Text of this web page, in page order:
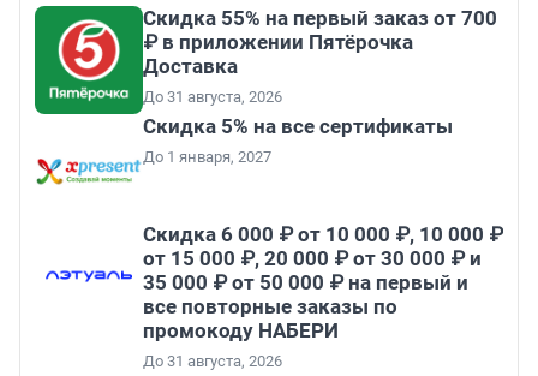
Скидка 55% на первый заказ от 700
₽ в приложении Пятёрочка
Доставка
До 31 августа, 2026
Скидка 5% на все сертификаты
До 1 января, 2027
Скидка 6 000 ₽ от 10 000 ₽, 10 000 ₽
от 15 000 ₽, 20 000 ₽ от 30 000 ₽ и
35 000 ₽ от 50 000 ₽ на первый и
все повторные заказы по
промокоду НАБЕРИ
До 31 августа, 2026